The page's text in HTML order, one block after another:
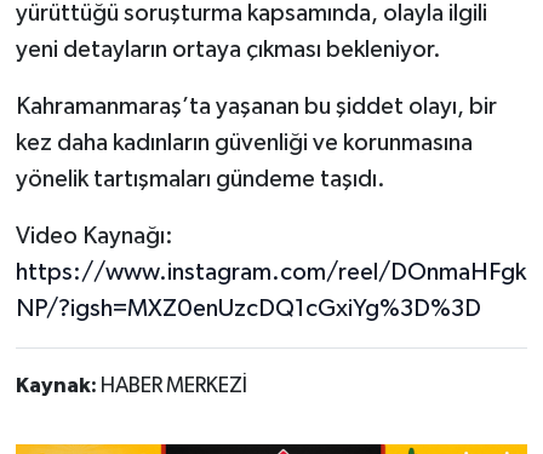
yürüttüğü soruşturma kapsamında, olayla ilgili
yeni detayların ortaya çıkması bekleniyor.
Kahramanmaraş’ta yaşanan bu şiddet olayı, bir
kez daha kadınların güvenliği ve korunmasına
yönelik tartışmaları gündeme taşıdı.
Video Kaynağı:
https://www.instagram.com/reel/DOnmaHFgk
NP/?igsh=MXZ0enUzcDQ1cGxiYg%3D%3D
Kaynak: HABER MERKEZİ